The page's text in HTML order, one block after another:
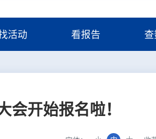
活动 看报告 查
会开始报名啦！